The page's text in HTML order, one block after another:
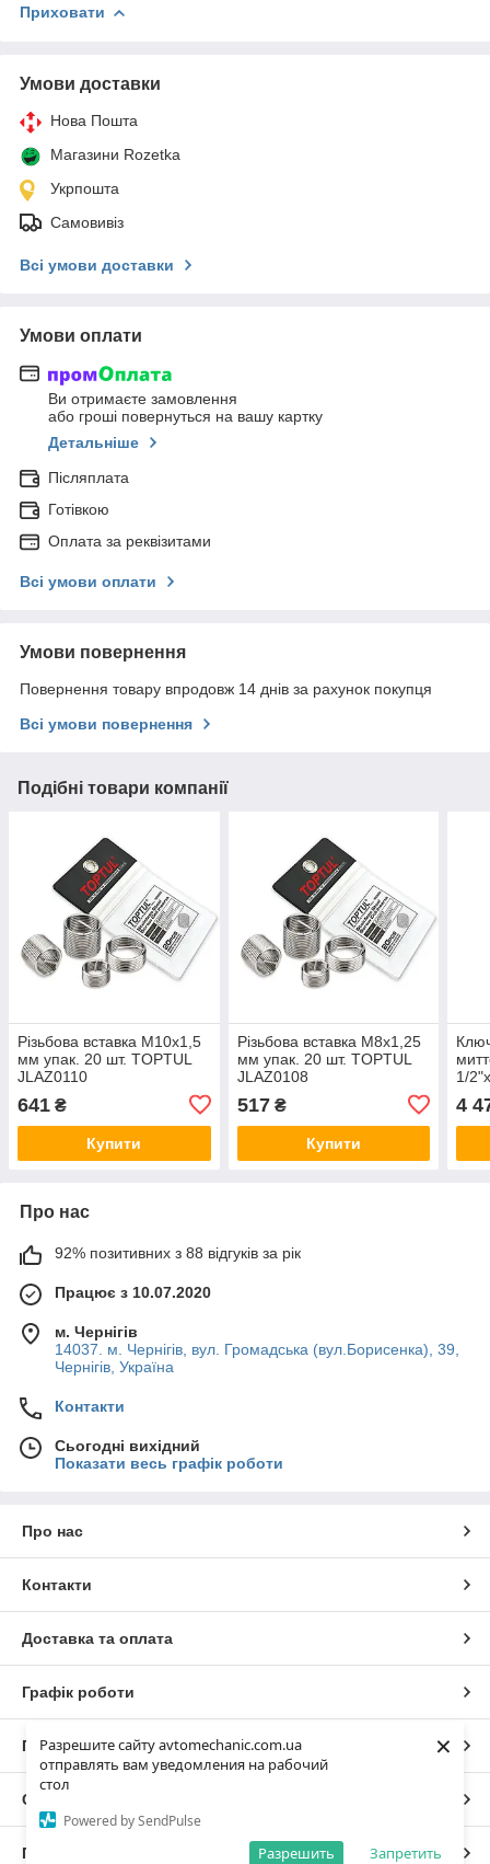
Разрешите сайту avtomechanic.com.ua
отправлять вам уведомления на рабочий
стол
Powered by SendPulse
Запретить
Разрешить
×
Приховати
Умови доставки
Нова Пошта
Магазини Rozetka
Укрпошта
Самовивіз
Всі умови доставки
Умови оплати
Ви отримаєте замовлення
або гроші повернуться на вашу картку
Детальніше
Післяплата
Готівкою
Оплата за реквізитами
Всі умови оплати
Умови повернення
Повернення товару впродовж 14 днів за рахунок покупця
Всі умови повернення
Подібні товари компанії
Pізьбoвa вставка М10х1,5
мм упак. 20 шт. TOPTUL
JLAZ0110
641 ₴
Купити
Pізьбoвa вставка М8х1,25
мм упак. 20 шт. TOPTUL
JLAZ0108
517₴
Купити
1/
4
Про нас
92% позитивних з 88 відгуків за рік
Працює з 10.07.2020
м. Чернігів
14037. м. Чернігів, вул. Громадська (вул.Борисенка), 39,
Чернігів, Україна
Контакти
Сьогодні вихідний
Показати весь графік роботи
Про нас
Контакти
Доставка та оплата
Графік роботи
Повна версія сайту
Сайт створено на маркетплейсі
Політика конфіденційності